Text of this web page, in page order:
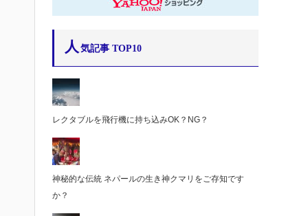
人 気記事 TOP10
レクタブルを飛行機に持ち込みOK？NG？
神秘的な伝統 ネパールの生き神クマリをご存知です
か？